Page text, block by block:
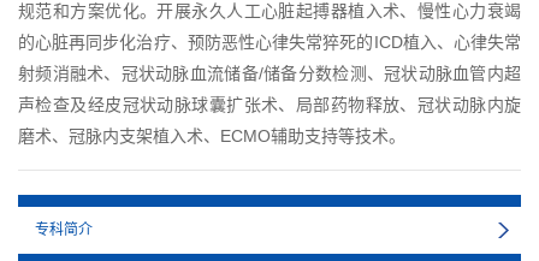
规范和方案优化。开展永久人工心脏起搏器植入术、慢性心力衰竭
的心脏再同步化治疗、预防恶性心律失常猝死的ICD植入、心律失常
射频消融术、冠状动脉血流储备/储备分数检测、冠状动脉血管内超
声检查及经皮冠状动脉球囊扩张术、局部药物释放、冠状动脉内旋
磨术、冠脉内支架植入术、ECMO辅助支持等技术。
专科简介